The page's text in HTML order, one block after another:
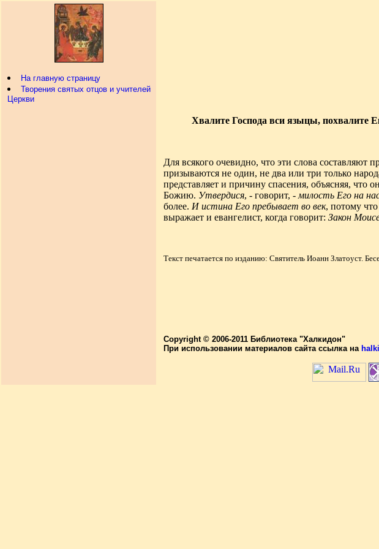
На главную страницу
Творения святых отцов и учителей
Церкви
Хвалите Господа вси языцы, похвалите
Для всякого очевидно, что эти слова
призываются не один, не два или три только
представляет и причину спасения, объясняя, что
Божию. Утвердися, - говорит, - милость Его на
более. И истина Его пребывает во век, потому
выражает и евангелист, когда говорит: Закон
Текст печатается по изданию: Святитель Иоанн Златоуст.
Copyright © 2006-2011 Библиотека "Халкидон"
При использовании материалов сайта ссылка на